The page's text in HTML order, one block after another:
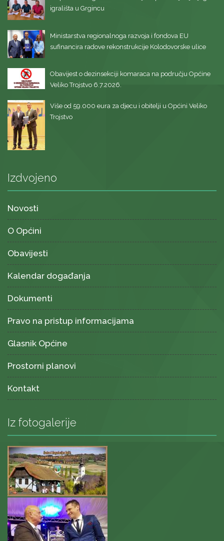
igrališta u Grgincu
Ministarstva regionalnoga razvoja i fondova EU
sufinancira radove rekonstrukcije Kolodovorske ulice
Obavijest o dezinsekciji komaraca na području Općine
Veliko Trojstvo 6.7.2026.
Više od 59.000 eura za djecu i obitelji u Općini Veliko
Trojstvo
Izdvojeno
Novosti
O Općini
Obavijesti
Kalendar događanja
Dokumenti
Pravo na pristup informacijama
Glasnik Općine
Prostorni planovi
Kontakt
Iz fotogalerije